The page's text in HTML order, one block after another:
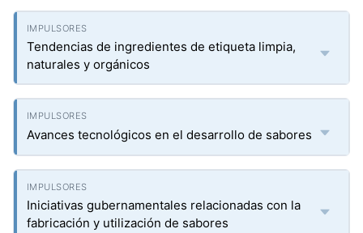
Tendencias de ingredientes de etiqueta limpia,
naturales y orgánicos
Avances tecnológicos en el desarrollo de sabores
Iniciativas gubernamentales relacionadas con la
fabricación y utilización de sabores